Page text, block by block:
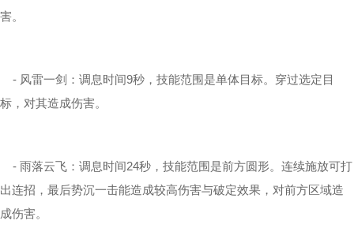
害。
- 风雷一剑：调息时间9秒，技能范围是单体目标。穿过选定目
标，对其造成伤害。
- 雨落云飞：调息时间24秒，技能范围是前方圆形。连续施放可打
出连招，最后势沉一击能造成较高伤害与破定效果，对前方区域造
成伤害。